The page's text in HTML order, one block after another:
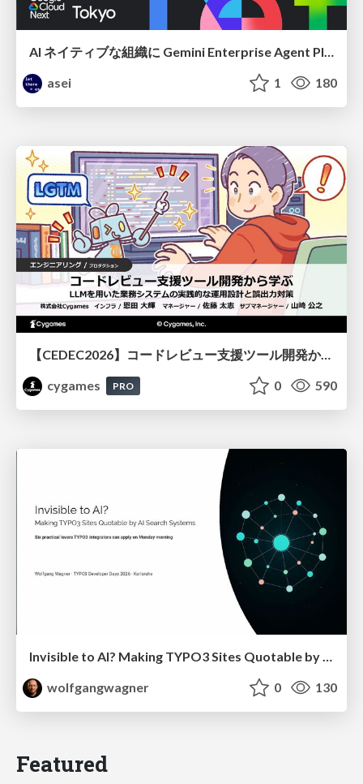
AI ネイティブな組織に Gemini Enterprise Agent Platform がなぜ必要なのか
asei
1 180
【CEDEC2026】コードレビュー支援ツール開発から学ぶ：LLMを用いた業務システムの実践的な運用設計と誤出力対策
cygames
PRO 0 590
Invisible to AI? Making TYPO3 Sites Quotable by AI Search Systems
wolfgangwagner
0 130
Featured